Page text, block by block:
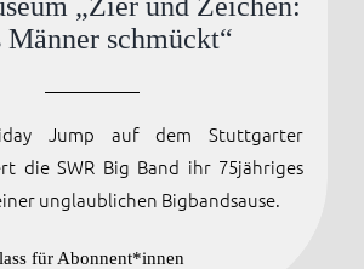
Männer schmückt“
Jump auf dem Stuttgarter
die SWR Big Band ihr 75jähriges
unglaublichen Bigbandsause.
für Abonnent*innen